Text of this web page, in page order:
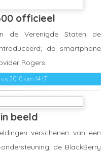
officieel
2010 om 14:17
de Verenigde Staten de
de smartphone
Rogers.
beeld
verschenen van een
de BlackBerry